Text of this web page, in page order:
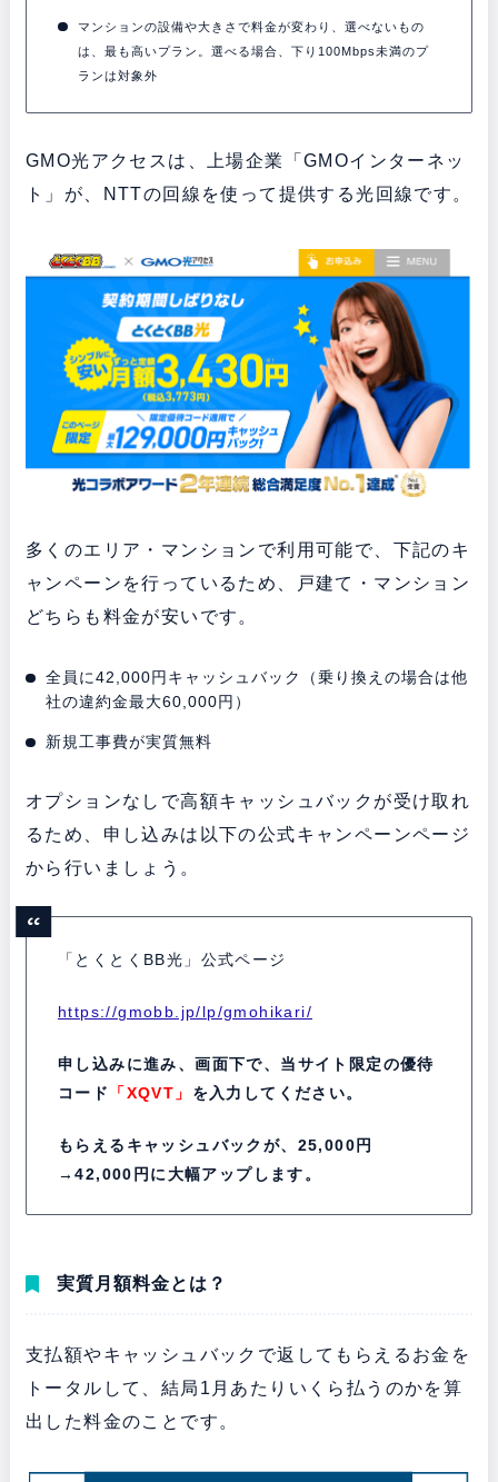
マンションの設備や大きさで料金が変わり、選べないもの
は、最も高いプラン。選べる場合、下り100Mbps未満のプ
ランは対象外
GMO光アクセスは、上場企業「GMOインターネッ
ト」が、NTTの回線を使って提供する光回線です。
多くのエリア・マンションで利用可能で、下記のキ
ャンペーンを行っているため、戸建て・マンション
どちらも料金が安いです。
全員に42,000円キャッシュバック（乗り換えの場合は他
社の違約金最大60,000円）
新規工事費が実質無料
オプションなしで高額キャッシュバックが受け取れ
るため、申し込みは以下の公式キャンペーンページ
から行いましょう。
「とくとくBB光」公式ページ
https://gmobb.jp/lp/gmohikari/
申し込みに進み、画面下で、当サイト限定の優待
コード
「XQVT」 を入力してください。
もらえるキャッシュバックが、25,000円
→42,000円に大幅アップします。
実質月額料金とは？
支払額やキャッシュバックで返してもらえるお金を
トータルして、結局1月あたりいくら払うのかを算
出した料金のことです。